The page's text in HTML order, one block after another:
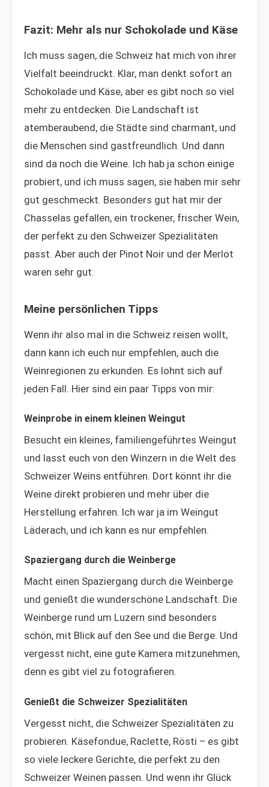
Fazit: Mehr als nur Schokolade und Käse
Ich muss sagen, die Schweiz hat mich von ihrer
Vielfalt beeindruckt. Klar, man denkt sofort an
Schokolade und Käse, aber es gibt noch so viel
mehr zu entdecken. Die Landschaft ist
atemberaubend, die Städte sind charmant, und
die Menschen sind gastfreundlich. Und dann
sind da noch die Weine. Ich hab ja schon einige
probiert, und ich muss sagen, sie haben mir sehr
gut geschmeckt. Besonders gut hat mir der
Chasselas gefallen, ein trockener, frischer Wein,
der perfekt zu den Schweizer Spezialitäten
passt. Aber auch der Pinot Noir und der Merlot
waren sehr gut.
Meine persönlichen Tipps
Wenn ihr also mal in die Schweiz reisen wollt,
dann kann ich euch nur empfehlen, auch die
Weinregionen zu erkunden. Es lohnt sich auf
jeden Fall. Hier sind ein paar Tipps von mir:
Weinprobe in einem kleinen Weingut
Besucht ein kleines, familiengeführtes Weingut
und lasst euch von den Winzern in die Welt des
Schweizer Weins entführen. Dort könnt ihr die
Weine direkt probieren und mehr über die
Herstellung erfahren. Ich war ja im Weingut
Läderach, und ich kann es nur empfehlen.
Spaziergang durch die Weinberge
Macht einen Spaziergang durch die Weinberge
und genießt die wunderschöne Landschaft. Die
Weinberge rund um Luzern sind besonders
schön, mit Blick auf den See und die Berge. Und
vergesst nicht, eine gute Kamera mitzunehmen,
denn es gibt viel zu fotografieren.
Genießt die Schweizer Spezialitäten
Vergesst nicht, die Schweizer Spezialitäten zu
probieren. Käsefondue, Raclette, Rösti – es gibt
so viele leckere Gerichte, die perfekt zu den
Schweizer Weinen passen. Und wenn ihr Glück